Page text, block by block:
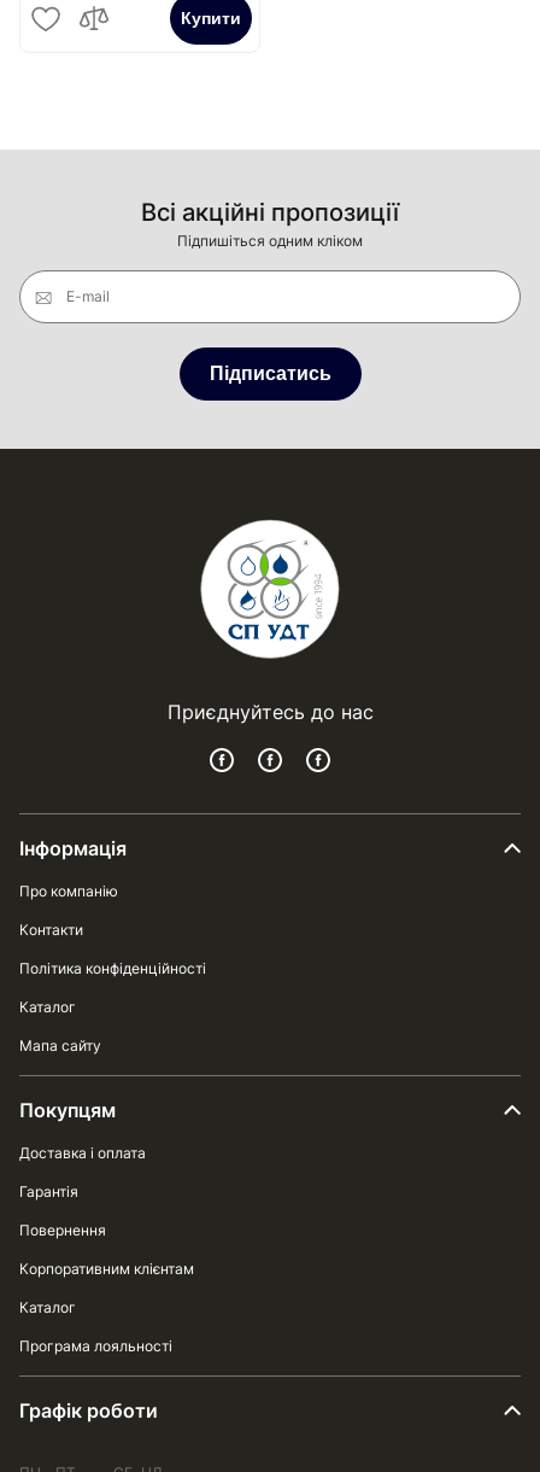
Купити
Всі акційні пропозиції
Підпишіться одним кліком
E-mail
Підписатись
Приєднуйтесь до нас
Інформація
Про компанію
Контакти
Політика конфіденційності
Каталог
Мапа сайту
Покупцям
Доставка і оплата
Гарантія
Повернення
Корпоративним клієнтам
Каталог
Програма лояльності
Графік роботи